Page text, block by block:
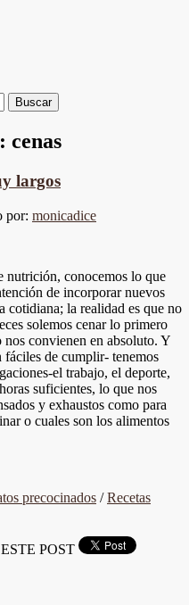
cenas
largos
por: monicadice
nutrición, conocemos lo que
de incorporar nuevos
cotidiana; la realidad es que no
solemos cenar lo primero
convienen en absoluto. Y
fáciles de cumplir- tenemos
el trabajo, el deporte,
suficientes, lo que nos
y exhaustos como para
o cuales son los alimentos
precocinados /Recetas
POST